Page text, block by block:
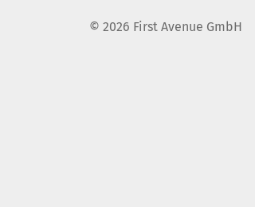
© 2026 First Avenue GmbH